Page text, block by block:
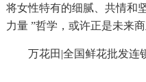
将女性特有的细腻、共情和
力量 ”哲学，或许正是未来
万花田|全国鲜花批发连